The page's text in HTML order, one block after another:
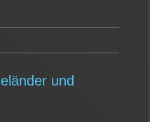
und